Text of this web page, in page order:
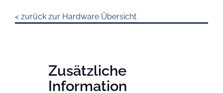
< zurück zur Hardware Übersicht
Zusätzliche
Information